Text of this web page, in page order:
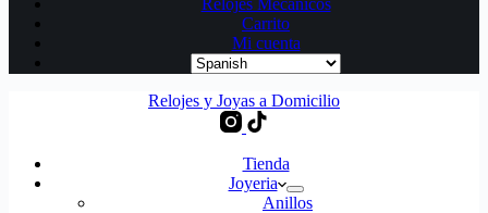
Relojes Mecánicos
Carrito
Mi cuenta
Relojes y Joyas a Domicilio
Tienda
Joyeria
Anillos